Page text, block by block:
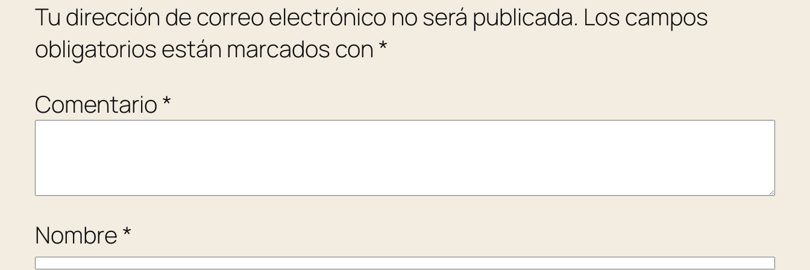
Tu dirección de correo electrónico no será publicada. Los campos
obligatorios están marcados con *
Comentario*
Nombre*